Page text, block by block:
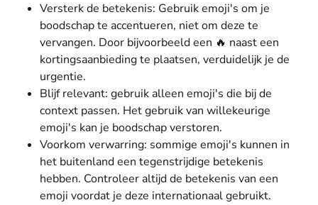
Versterk de betekenis: Gebruik emoji's om je
boodschap te accentueren, niet om deze te
vervangen. Door bijvoorbeeld een 🔥 naast een
kortingsaanbieding te plaatsen, verduidelijk je de
urgentie.
Blijf relevant: gebruik alleen emoji's die bij de
context passen. Het gebruik van willekeurige
emoji's kan je boodschap verstoren.
Voorkom verwarring: sommige emoji's kunnen in
het buitenland een tegenstrijdige betekenis
hebben. Controleer altijd de betekenis van een
emoji voordat je deze internationaal gebruikt.